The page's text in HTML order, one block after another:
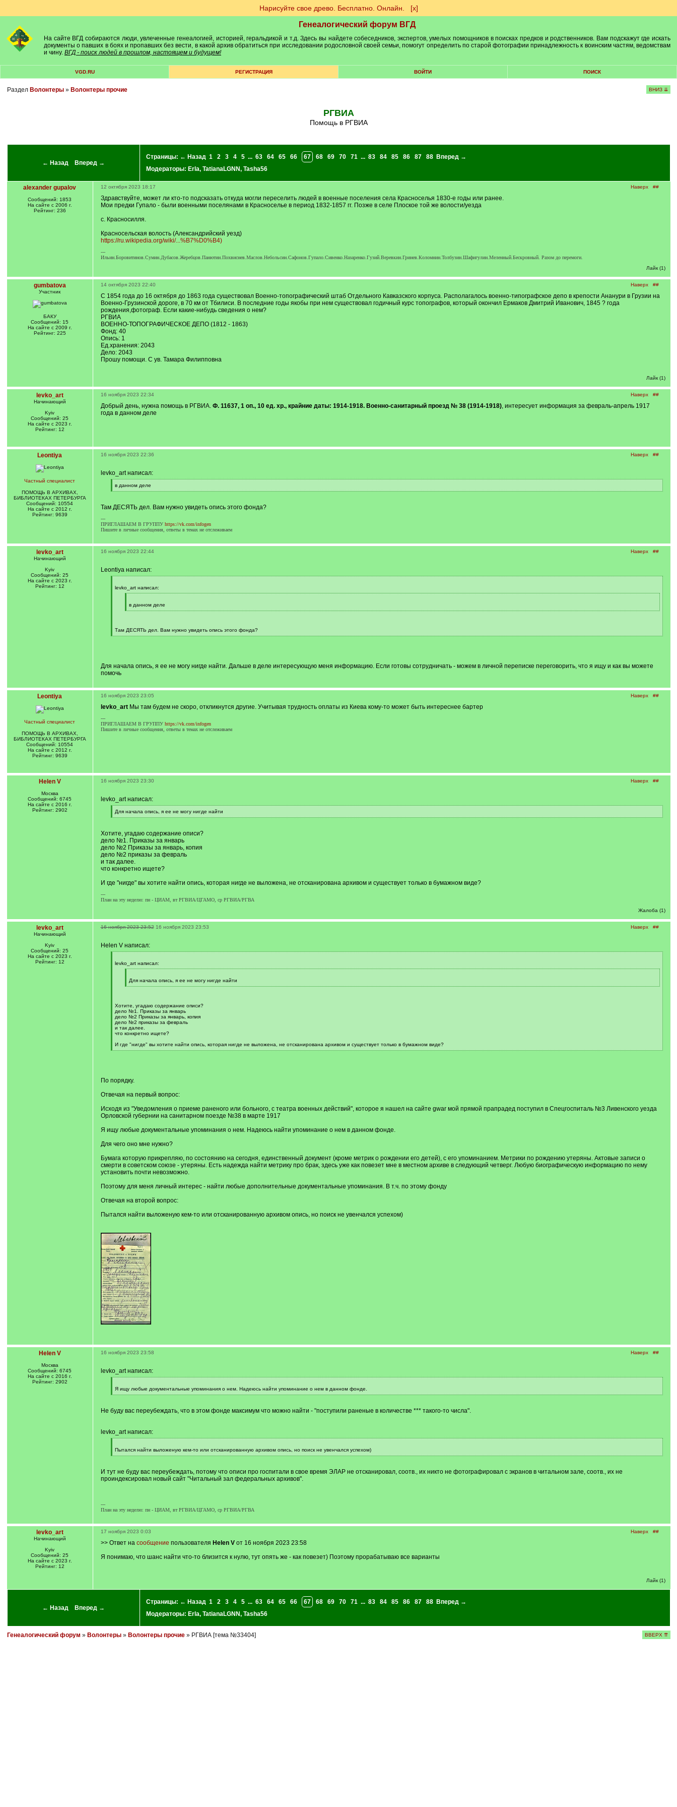
Нарисуйте свое древо. Бесплатно. Онлайн. [х]
Генеалогический форум ВГД
На сайте ВГД собираются люди, увлеченные генеалогией, историей, геральдикой и т.д. Здесь вы найдете собеседников, экспертов, умелых помощников в поисках предков и родственников. Вам подскажут где искать
документы о павших в боях и пропавших без вести, в какой архив обратиться при исследовании родословной своей семьи, помогут определить по старой фотографии принадлежность к воинским частям, ведомствам
и чину. ВГД - поиск людей в прошлом, настоящем и будущем!
VGD.RU РЕГИСТРАЦИЯ ВОЙТИ ПОИСК
Раздел Волонтеры» Волонтеры прочие ВНИЗ ⇊
РГВИА
Помощь в РГВИА
← Назад Вперед →
Страницы: ← Назад 1 2 3 4 5 ... 63 64 65 66 67 68 69 70 71 ... 83 84 85 86 87 88
Вперед →
Модераторы: Erla, TatianaLGNN, Tasha56
alexander gupalov
Сообщений: 1853
На сайте с 2006 г.
Рейтинг: 236
Наверх ##
12 октября 2023 18:17
Здравствуйте, может ли кто-то подсказать откуда могли переселить людей в военные поселения села Красноселья 1830-е годы или ранее.
Мои предки Гупало - были военными поселянами в Красноселье в период 1832-1857 гг. Позже в селе Плоское той же волости/уезда
с. Красносилля.
Красносельская волость (Александрийский уезд)
https://ru.wikipedia.org/wiki/...%B7%D0%B4)
---
Ильин.Боровитинов.Сумин.Дубасов.Жеребцов.Панютин.Похвиснев.Маслов.Небольсин.Сафонов.Гупало.Сивенко.Назаренко.Гузий.Веревкин.Гринев.Коломнин.Толбузин.Шафигулин.Меленный.Бескровный. Разом до перемоги.
Лайк (1)
gumbatova
Участник
БАКУ
Сообщений: 15
На сайте с 2009 г.
Рейтинг: 225
Наверх ##
14 октября 2023 22:40
С 1854 года до 16 октября до 1863 года существовал Военно-топографический штаб Отдельного Кавказского корпуса. Располагалось военно-типографское депо в крепости Ананури в Грузии на
Военно-Грузинской дороге, в 70 км от Тбилиси. В последние годы якобы при нем существовал годичный курс топографов, который окончил Ермаков Дмитрий Иванович, 1845 ? года
рождения,фотограф. Если какие-нибудь сведения о нем?
РГВИА
ВОЕННО-ТОПОГРАФИЧЕСКОЕ ДЕПО (1812 - 1863)
Фонд: 40
Опись: 1
Ед.хранения: 2043
Дело: 2043
Прошу помощи. С ув. Тамара Филипповна
Лайк (1)
levko_art
Начинающий
Kyiv
Сообщений: 25
На сайте с 2023 г.
Рейтинг: 12
Наверх ##
16 ноября 2023 22:34
Добрый день, нужна помощь в РГВИА. Ф. 11637, 1 оп., 10 ед. хр., крайние даты: 1914-1918. Военно-санитарный проезд № 38 (1914-1918), интересует информация за февраль-апрель 1917
года в данном деле
Leontiya
Частный специалист
ПОМОЩЬ В АРХИВАХ,
БИБЛИОТЕКАХ ПЕТЕРБУРГА
Сообщений: 10554
На сайте с 2012 г.
Рейтинг: 9639
Наверх ##
16 ноября 2023 22:36
levko_art написал:
[
q
в данном деле
[
]
Там ДЕСЯТЬ дел. Вам нужно увидеть опись этого фонда?
---
ПРИГЛАШАЕМ В ГРУППУ https://vk.com/infogen
Пишите в личные сообщения, ответы в темах не отслеживаем
levko_art
Начинающий
Kyiv
Сообщений: 25
На сайте с 2023 г.
Рейтинг: 12
Наверх ##
16 ноября 2023 22:44
Leontiya написал:
q
levko_art написал:
q
]
в данном деле
[
Там ДЕСЯТЬ дел. Вам нужно увидеть опись этого фонда?
[
Для начала опись, я ее не могу нигде найти. Дальше в деле интересующую меня информацию. Если готовы сотрудничать - можем в личной переписке переговорить, что я ищу и как вы можете
помочь
Leontiya
Частный специалист
ПОМОЩЬ В АРХИВАХ,
БИБЛИОТЕКАХ ПЕТЕРБУРГА
Сообщений: 10554
На сайте с 2012 г.
Рейтинг: 9639
Наверх ##
16 ноября 2023 23:05
levko_artМы там будем не скоро, откликнутся другие. Учитывая трудность оплаты из Киева кому-то может быть интереснее бартер
---
ПРИГЛАШАЕМ В ГРУППУ https://vk.com/infogen
Пишите в личные сообщения, ответы в темах не отслеживаем
Helen V
Москва
Сообщений: 6745
На сайте с 2016 г.
Рейтинг: 2902
Наверх ##
16 ноября 2023 23:30
levko_art написал:
[
q
Для начала опись, я ее не могу нигде найти
[
]
Хотите, угадаю содержание описи?
дело №1. Приказы за январь
дело №2 Приказы за январь, копия
дело №2 приказы за февраль
и так далее.
что конкретно ищете?
И где "нигде" вы хотите найти опись, которая нигде не выложена, не отсканирована архивом и существует только в бумажном виде?
---
План на эту неделю: пн - ЦИАМ, вт РГВИА/ЦГАМО, ср РГВИА/РГВА
Жалоба (1)
levko_art
Начинающий
Kyiv
Сообщений: 25
На сайте с 2023 г.
Рейтинг: 12
Наверх ##
16 ноября 2023 23:52 16 ноября 2023 23:53
Helen V написал:
q
levko_art написал:
q
]
Для начала опись, я ее не могу нигде найти
[
Хотите, угадаю содержание описи?
дело №1. Приказы за январь
дело №2 Приказы за январь, копия
дело №2 приказы за февраль
и так далее.
что конкретно ищете?
И где "нигде" вы хотите найти опись, которая нигде не выложена, не отсканирована архивом и существует только в бумажном виде?
[
По порядку.
Отвечая на первый вопрос:
Исходя из "Уведомления о приеме раненого или больного, с театра военных действий", которое я нашел на сайте gwar мой прямой прапрадед поступил в Спецгоспиталь №3 Ливенского уезда
Орловской губернии на санитарном поезде №38 в марте 1917
Я ищу любые документальные упоминания о нем. Надеюсь найти упоминание о нем в данном фонде.
Для чего оно мне нужно?
Бумага которую прикрепляю, по состоянию на сегодня, единственный документ (кроме метрик о рождении его детей), с его упоминанием. Метрики по рождению утеряны. Актовые записи о
смерти в советском союзе - утеряны. Есть надежда найти метрику про брак, здесь уже как повезет мне в местном архиве в следующий четверг. Любую биографическую информацию по нему
установить почти невозможно.
Поэтому для меня личный интерес - найти любые дополнительные документальные упоминания. В т.ч. по этому фонду
Отвечая на второй вопрос:
Пытался найти выложеную кем-то или отсканированную архивом опись, но поиск не увенчался успехом)
Helen V
Москва
Сообщений: 6745
На сайте с 2016 г.
Рейтинг: 2902
Наверх ##
16 ноября 2023 23:58
levko_art написал:
q
]
Я ищу любые документальные упоминания о нем. Надеюсь найти упоминание о нем в данном фонде.
[
]
Не буду вас переубеждать, что в этом фонде максимум что можно найти - "поступили раненые в количестве *** такого-то числа".
levko_art написал:
q
]
Пытался найти выложеную кем-то или отсканированную архивом опись, но поиск не увенчался успехом)
[
]
И тут не буду вас переубеждать, потому что описи про госпитали в свое время ЭЛАР не отсканировал, соотв., их никто не фотографировал с экранов в читальном зале, соотв., их не
проиндексировал новый сайт "Читальный зал федеральных архивов".
---
План на эту неделю: пн - ЦИАМ, вт РГВИА/ЦГАМО, ср РГВИА/РГВА
levko_art
Начинающий
Kyiv
Сообщений: 25
На сайте с 2023 г.
Рейтинг: 12
Наверх ##
17 ноября 2023 0:03
>> Ответ на сообщение пользователя Helen Vот 16 ноября 2023 23:58
Я понимаю, что шанс найти что-то близится к нулю, тут опять же - как повезет) Поэтому прорабатываю все варианты
Лайк (1)
← Назад Вперед →
Страницы: ← Назад 1 2 3 4 5 ... 63 64 65 66 67 68 69 70 71 ... 83 84 85 86 87 88
Вперед →
Модераторы: Erla, TatianaLGNN, Tasha56
Генеалогический форум » Волонтеры» Волонтеры прочие» РГВИА [тема №33404] ВВЕРХ ⇈